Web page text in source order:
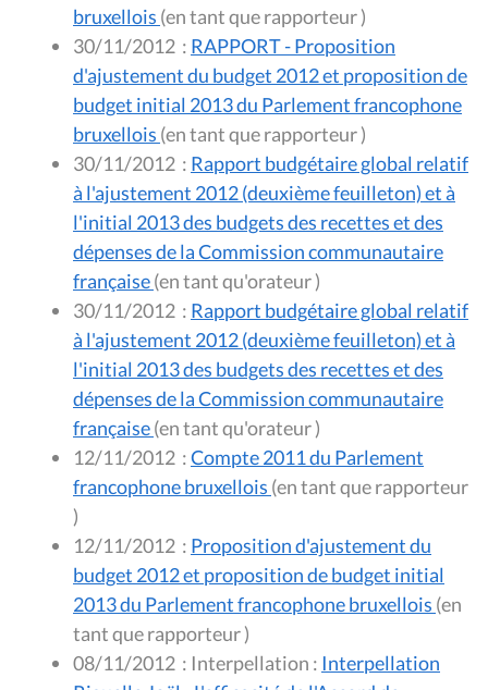
bruxellois
(en tant que rapporteur )
30/11/2012 : RAPPORT - Proposition
d'ajustement du budget 2012 et proposition de
budget initial 2013 du Parlement francophone
bruxellois
(en tant que rapporteur )
30/11/2012 : Rapport budgétaire global relatif
à l'ajustement 2012 (deuxième feuilleton) et à
l'initial 2013 des budgets des recettes et des
dépenses de la Commission communautaire
française
(en tant qu'orateur )
30/11/2012 : Rapport budgétaire global relatif
à l'ajustement 2012 (deuxième feuilleton) et à
l'initial 2013 des budgets des recettes et des
dépenses de la Commission communautaire
française
(en tant qu'orateur )
12/11/2012 :Compte 2011 du Parlement
francophone bruxellois (en tant que rapporteur
)
12/11/2012 : Proposition d'ajustement du
budget 2012 et proposition de budget initial
2013 du Parlement francophone bruxellois (en
tant que rapporteur )
08/11/2012 : Interpellation : Interpellation